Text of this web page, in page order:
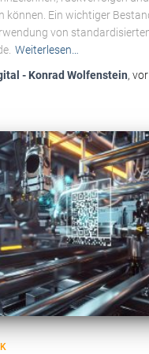
können. Ein wichtiger
von
Weiterlesen…
- Konrad Wolfenstein, vor